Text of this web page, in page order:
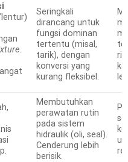
.
Seringkali
dirancang untuk
fungsi dominan
tertentu (misal,
tarik), dengan
konversi yang
kurang fleksibel.
Membutuhkan
perawatan rutin
pada sistem
hidraulik (oli, seal).
Cenderung lebih
berisik.